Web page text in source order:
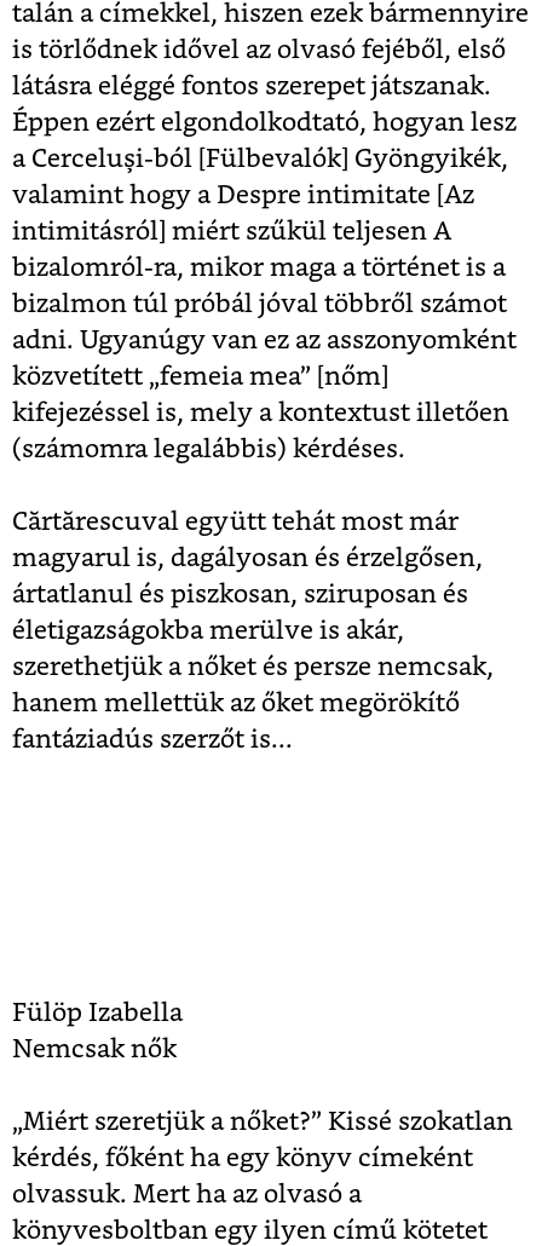
talán a címekkel, hiszen ezek bármennyire
is törlődnek idővel az olvasó fejéből, első
látásra eléggé fontos szerepet játszanak.
Éppen ezért elgondolkodtató, hogyan lesz
a Cerceluşi-ból [Fülbevalók] Gyöngyikék,
valamint hogy a Despre intimitate [Az
intimitásról] miért szűkül teljesen A
bizalomról-ra, mikor maga a történet is a
bizalmon túl próbál jóval többről számot
adni. Ugyanúgy van ez az asszonyomként
közvetített „femeia mea” [nőm]
kifejezéssel is, mely a kontextust illetően
(számomra legalábbis) kérdéses.
Cărtărescuval együtt tehát most már
magyarul is, dagályosan és érzelgősen,
ártatlanul és piszkosan, sziruposan és
életigazságokba merülve is akár,
szerethetjük a nőket és persze nemcsak,
hanem mellettük az őket megörökítő
fantáziadús szerzőt is...
Fülöp Izabella
Nemcsak nők
„Miért szeretjük a nőket?” Kissé szokatlan
kérdés, főként ha egy könyv címeként
olvassuk. Mert ha az olvasó a
könyvesboltban egy ilyen című kötetet